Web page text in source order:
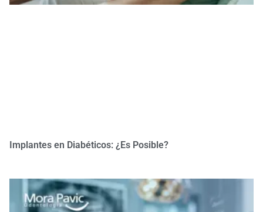
Implantes en Diabéticos: ¿Es Posible?